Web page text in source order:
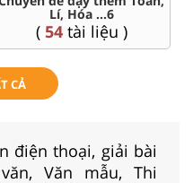
Trắc nghiệm đúng sai 6
(26tài liệu )
CẢ
điện thoại, giải bài
Văn mẫu, Thi